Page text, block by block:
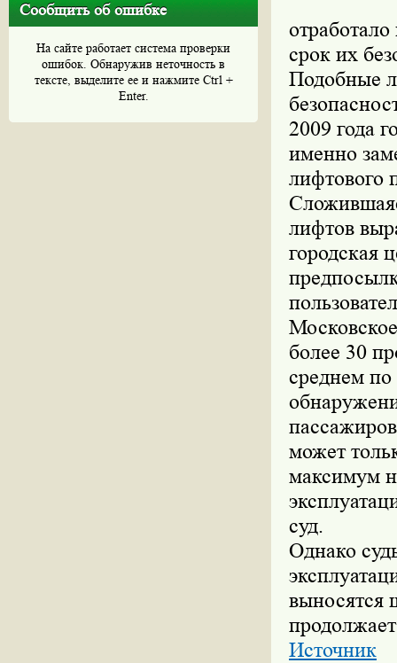
Сообщить об ошибке
На сайте работает система проверки
ошибок. Обнаружив неточность в
тексте, выделите ее и нажмите Ctrl +
Enter.
срок их
Подобные
2009 года
именно
лифтового
лифтов
городская
более 30
среднем
может
максимум
суд.
Однако
выносятся
Источник